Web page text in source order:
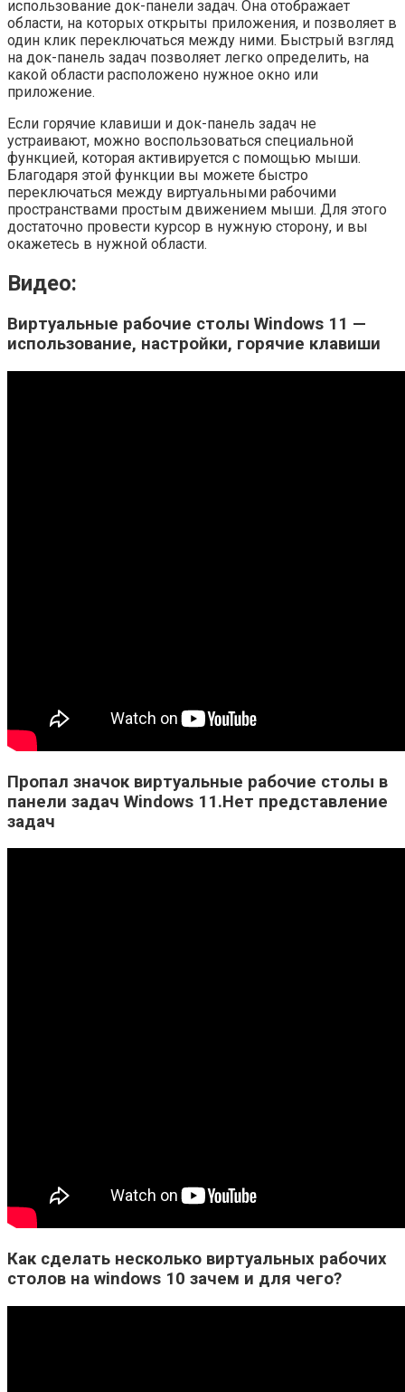
использование док-панели задач. Она отображает
области, на которых открыты приложения, и позволяет в
один клик переключаться между ними. Быстрый взгляд
на док-панель задач позволяет легко определить, на
какой области расположено нужное окно или
приложение.
Если горячие клавиши и док-панель задач не
устраивают, можно воспользоваться специальной
функцией, которая активируется с помощью мыши.
Благодаря этой функции вы можете быстро
переключаться между виртуальными рабочими
пространствами простым движением мыши. Для этого
достаточно провести курсор в нужную сторону, и вы
окажетесь в нужной области.
Видео:
Виртуальные рабочие столы Windows 11 —
использование, настройки, горячие клавиши
Пропал значок виртуальные рабочие столы в
панели задач Windows 11.Нет представление
задач
Как сделать несколько виртуальных рабочих
столов на windows 10 зачем и для чего?